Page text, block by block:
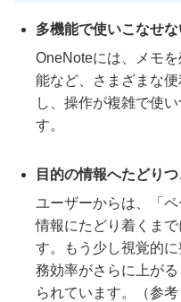
多機能で使いこなせ
OneNoteには、メモ
能など、さまざまな
し、操作が複雑で使
す。
目的の情報へたどり
ユーザーからは、「
情報にたどり着くま
す。もう少し視覚的
務効率がさらに上が
られています。（参考